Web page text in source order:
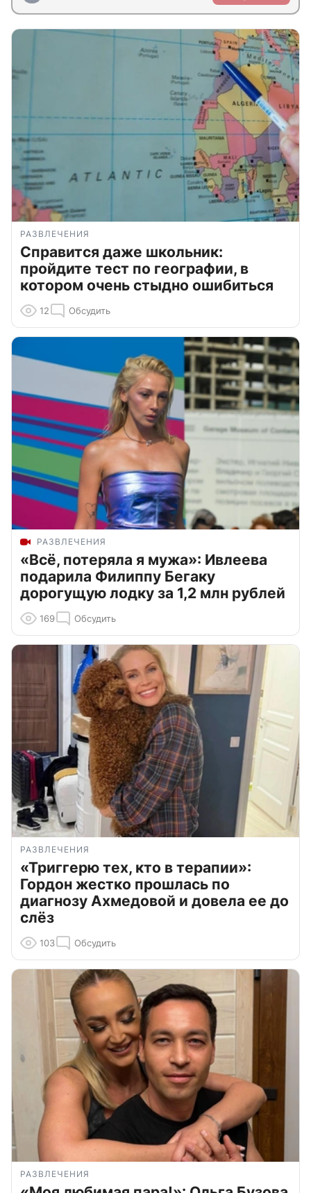
РАЗВЛЕЧЕНИЯ
Справится даже школьник:
пройдите тест по географии, в
котором очень стыдно ошибиться
12 Обсудить
РАЗВЛЕЧЕНИЯ
«Всё, потеряла я мужа»: Ивлеева
подарила Филиппу Бегаку
дорогущую лодку за 1,2 млн рублей
169 Обсудить
РАЗВЛЕЧЕНИЯ
«Триггерю тех, кто в терапии»:
Гордон жестко прошлась по
диагнозу Ахмедовой и довела ее до
слёз
103 Обсудить
РАЗВЛЕЧЕНИЯ